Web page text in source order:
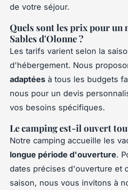
de votre séjour.
Quels sont les prix pour un
Sables d'Olonne ?
Les tarifs varient selon la
d'hébergement. Nous
adaptées à tous les budgets
nous pour un devis
vos besoins spécifiques.
Le camping est-il ouvert
Notre camping accueille les
longue période d'ouverture.
dates précises d'ouverture et
saison, nous vous invitons à